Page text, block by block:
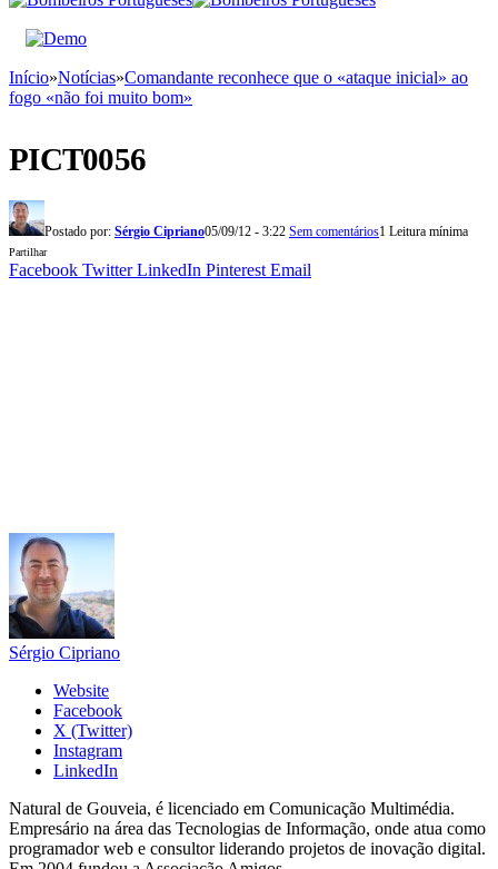
Início»Notícias»Comandante reconhece que o «ataque inicial» ao
fogo «não foi muito bom»
PICT0056
Postado por: Sérgio Cipriano05/09/12 - 3:22 Sem comentários1 Leitura mínima
Partilhar
Facebook Twitter LinkedIn Pinterest Email
Sérgio Cipriano
Website
Facebook
X (Twitter)
Instagram
LinkedIn
Natural de Gouveia, é licenciado em Comunicação Multimédia.
Empresário na área das Tecnologias de Informação, onde atua como
programador web e consultor liderando projetos de inovação digital.